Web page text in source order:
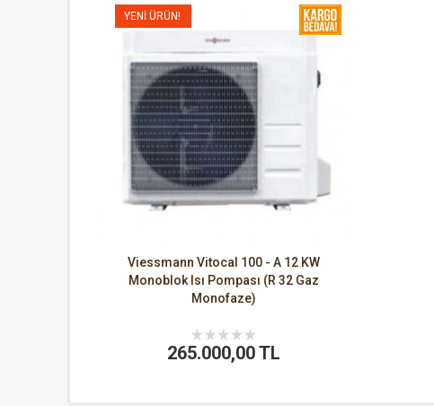
Viessmann Vitocal 100 - A 12 KW
Monoblok Isı Pompası (R 32 Gaz
Monofaze)
YENI ÜRÜN!
265.000,00 TL